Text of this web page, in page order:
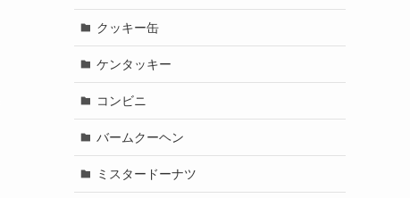
クッキー缶
ケンタッキー
コンビニ
バームクーヘン
ミスタードーナツ